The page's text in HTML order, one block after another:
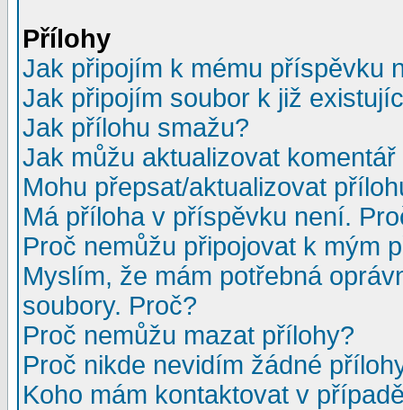
Přílohy
Jak připojím k mému příspěvku
Jak připojím soubor k již
Jak přílohu smažu?
Jak můžu aktualizovat
Mohu přepsat/aktualizovat
Má příloha v příspěvku není.
Proč nemůžu připojovat k mým
Myslím, že mám potřebná
soubory. Proč?
Proč nemůžu mazat přílohy?
Proč nikde nevidím žádné
Koho mám kontaktovat v